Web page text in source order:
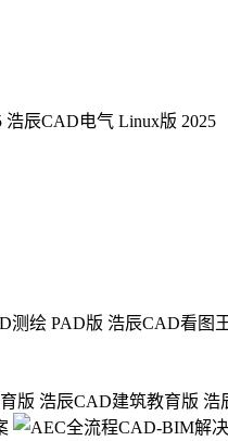
浩辰CAD电气 Linux版 2025
测绘 PAD版 浩辰CAD看图
版 浩辰CAD建筑教育版 浩